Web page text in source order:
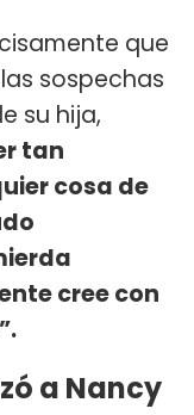
que
sospechas
su hija,
tan
cosa de
cree con
a Nancy